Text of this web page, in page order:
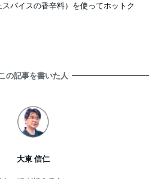
パイスの香辛料）を使ってホットク
の記事を書いた人
大東 信仁